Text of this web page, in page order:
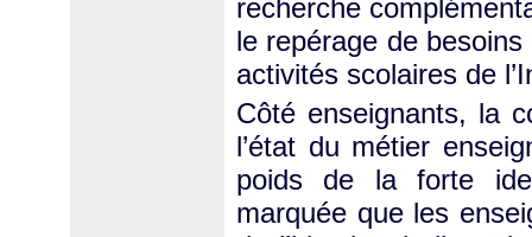
recherche
le repérage de
activités scolaires de
Côté enseignants, la
l’état du métier
poids de la forte
marquée que les